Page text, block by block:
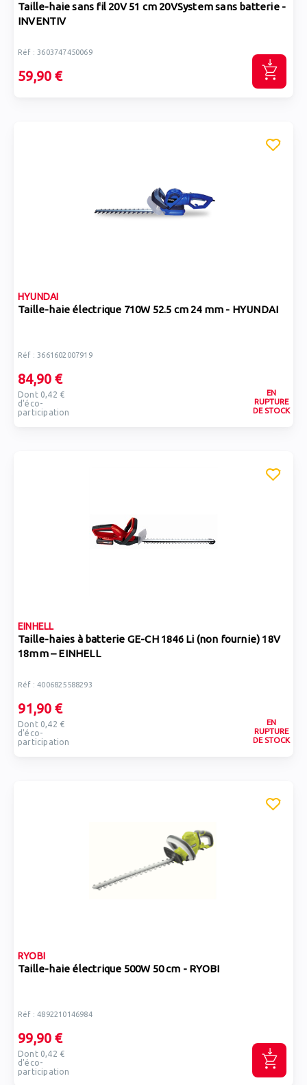
Taille-haie sans fil 20V 51 cm 20VSystem sans batterie -
INVENTIV
Réf : 3603747450069
59,90 €
HYUNDAI
Taille-haie électrique 710W 52.5 cm 24 mm - HYUNDAI
Réf : 3661602007919
84,90 €
Dont 0,42 €
d'éco-
participation
EN
RUPTURE
DE STOCK
EINHELL
Taille-haies à batterie GE-CH 1846 Li (non fournie) 18V
18mm – EINHELL
Réf : 4006825588293
91,90 €
Dont 0,42 €
d'éco-
participation
EN
RUPTURE
DE STOCK
RYOBI
Taille-haie électrique 500W 50 cm - RYOBI
Réf : 4892210146984
99,90 €
Dont 0,42 €
d'éco-
participation